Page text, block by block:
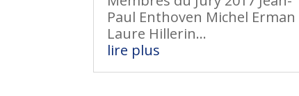
Paul Enthoven Michel Erman
Laure Hillerin...
lire plus